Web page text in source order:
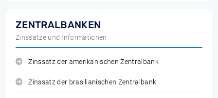
ZENTRALBANKEN
Zinssätze und Informationen
Zinssatz der amerikanischen Zentralbank
Zinssatz der brasilianischen Zentralbank